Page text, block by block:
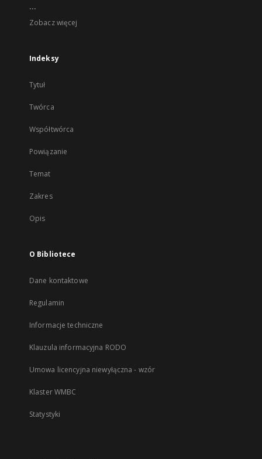
...
Zobacz więcej
Indeksy
Tytuł
Twórca
Współtwórca
Powiązanie
Temat
Zakres
Opis
O Bibliotece
Dane kontaktowe
Regulamin
Informacje techniczne
Klauzula informacyjna RODO
Umowa licencyjna niewyłączna - wzór
Klaster WMBC
Statystyki